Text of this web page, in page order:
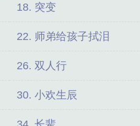
18. 突变
22. 师弟给孩子拭泪
26. 双人行
30. 小欢生辰